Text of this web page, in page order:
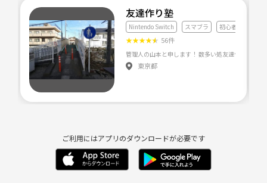
友達作り塾
Nintendo Switch スマブラ 初心者歓迎
★★★★★ 56件
東京都
ご利用にはアプリのダウンロードが必要です